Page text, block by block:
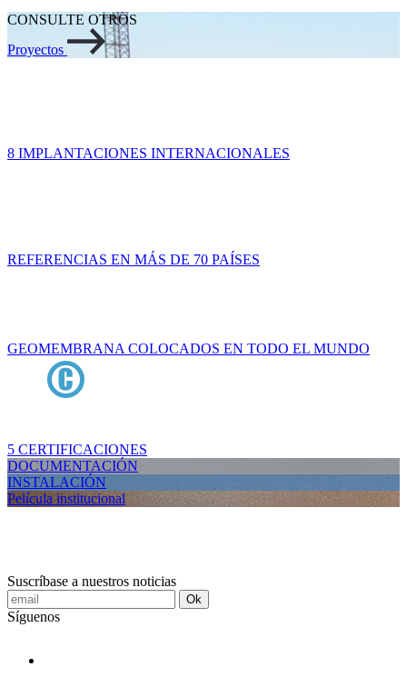
CONSULTE OTROS
Proyectos
8 IMPLANTACIONES INTERNACIONALES
REFERENCIAS EN MÁS DE 70 PAÍSES
GEOMEMBRANA COLOCADOS EN TODO EL MUNDO
5 CERTIFICACIONES
DOCUMENTACIÓN
INSTALACIÓN
Película institucional
Suscríbase a nuestros noticias
Ok
Síguenos